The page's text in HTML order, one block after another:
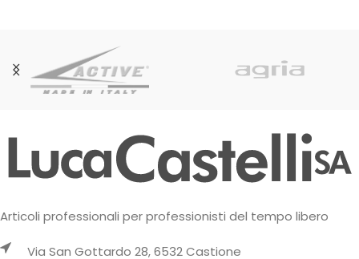
Articoli professionali per professionisti del tempo libero
Via San Gottardo 28, 6532 Castione